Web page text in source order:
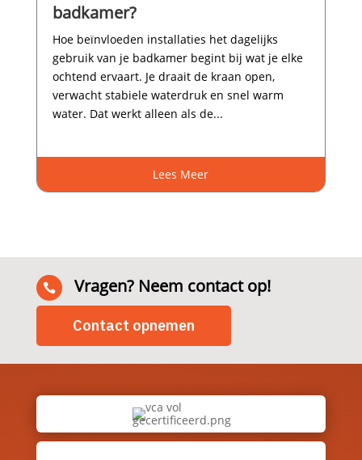
badkamer?
Hoe beïnvloeden installaties het dagelijks
gebruik van je badkamer begint bij wat je elke
ochtend ervaart.​ Je draait de kraan open,
verwacht stabiele waterdruk en snel warm
water.​ Dat werkt alleen als de...
Lees Meer
 Vragen? Neem contact op!
Contact opnemen